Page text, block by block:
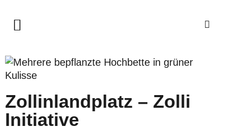
Zollinlandplatz – Zolli
Initiative